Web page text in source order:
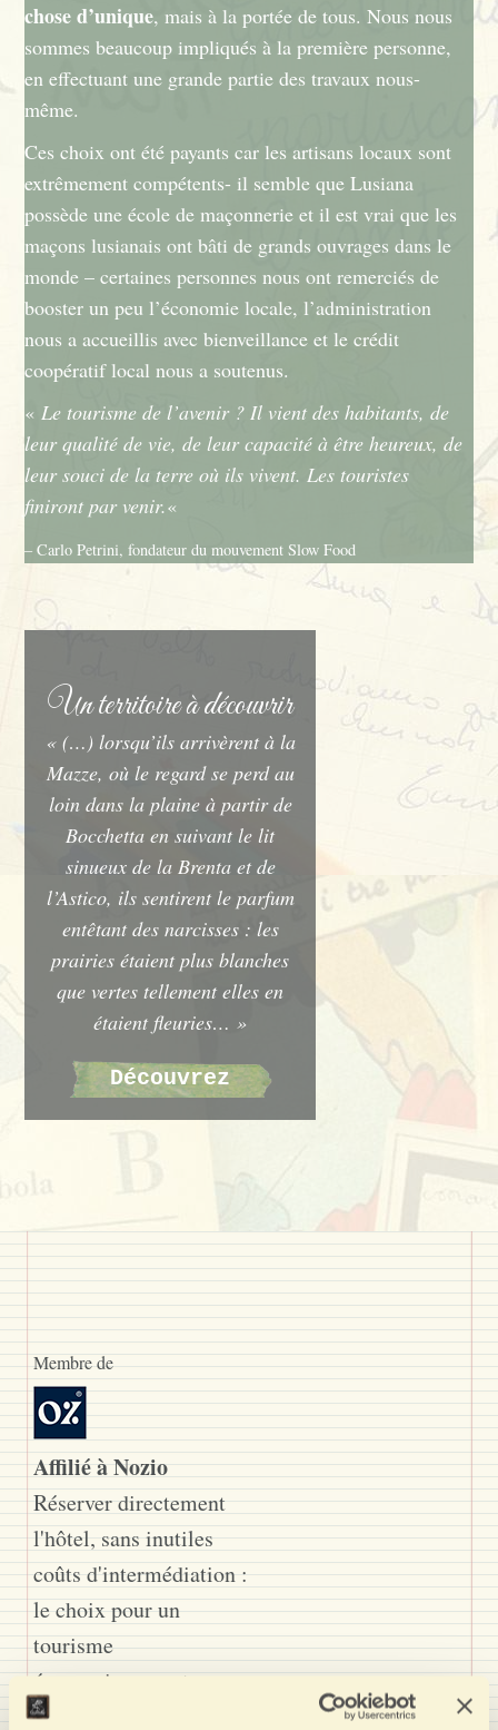
chose d’unique, mais à la portée de tous. Nous nous
sommes beaucoup impliqués à la première personne,
en effectuant une grande partie des travaux nous-
même.
Ces choix ont été payants car les artisans locaux sont
extrêmement compétents- il semble que Lusiana
possède une école de maçonnerie et il est vrai que les
maçons lusianais ont bâti de grands ouvrages dans le
monde – certaines personnes nous ont remerciés de
booster un peu l’économie locale, l’administration
nous a accueillis avec bienveillance et le crédit
coopératif local nous a soutenus.
«Le tourisme de l’avenir ? Il vient des habitants, de
leur qualité de vie, de leur capacité à être heureux, de
leur souci de la terre où ils vivent. Les touristes
finiront par venir.«
– Carlo Petrini, fondateur du mouvement Slow Food
Un territoire à découvrir
« (…) lorsqu’ils arrivèrent à la
Mazze, où le regard se perd au
loin dans la plaine à partir de
Bocchetta en suivant le lit
sinueux de la Brenta et de
l’Astico, ils sentirent le parfum
entêtant des narcisses : les
prairies étaient plus blanches
que vertes tellement elles en
étaient fleuries… »
Découvrez
Membre de
Affilié à Nozio
Réserver directement
l'hôtel, sans inutiles
coûts d'intermédiation :
le choix pour un
tourisme
économiquement
durable, avantageux,